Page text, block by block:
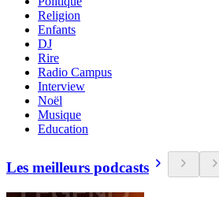
Religion
Enfants
DJ
Rire
Radio Campus
Interview
Noël
Musique
Education
Les meilleurs podcasts